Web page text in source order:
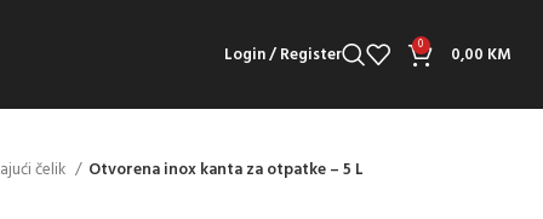
Login / Register 0 0,00 KM
čelik Otvorena inox kanta za otpatke – 5 L